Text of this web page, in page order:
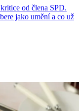
od člena SPD.
jako umění a co už